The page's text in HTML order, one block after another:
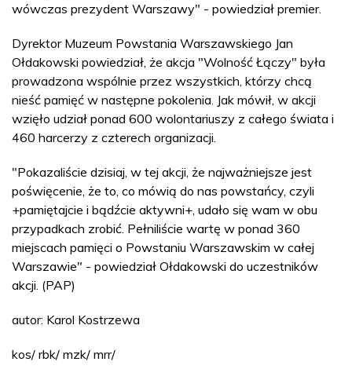
wówczas prezydent Warszawy" - powiedział premier.
Dyrektor Muzeum Powstania Warszawskiego Jan
Ołdakowski powiedział, że akcja "Wolność Łączy" była
prowadzona wspólnie przez wszystkich, którzy chcą
nieść pamięć w następne pokolenia. Jak mówił, w akcji
wzięło udział ponad 600 wolontariuszy z całego świata i
460 harcerzy z czterech organizacji.
"Pokazaliście dzisiaj, w tej akcji, że najważniejsze jest
poświęcenie, że to, co mówią do nas powstańcy, czyli
+pamiętajcie i bądźcie aktywni+, udało się wam w obu
przypadkach zrobić. Pełniliście wartę w ponad 360
miejscach pamięci o Powstaniu Warszawskim w całej
Warszawie" - powiedział Ołdakowski do uczestników
akcji. (PAP)
autor: Karol Kostrzewa
kos/ rbk/ mzk/ mrr/